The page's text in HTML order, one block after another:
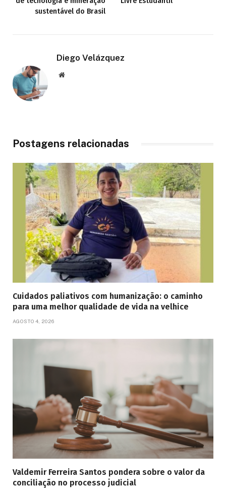
sustentável do Brasil
Diego Velázquez
Website
Postagens relacionadas
Cuidados paliativos com humanização: o caminho
para uma melhor qualidade de vida na velhice
AGOSTO 4, 2026
Valdemir Ferreira Santos pondera sobre o valor da
conciliação no processo judicial